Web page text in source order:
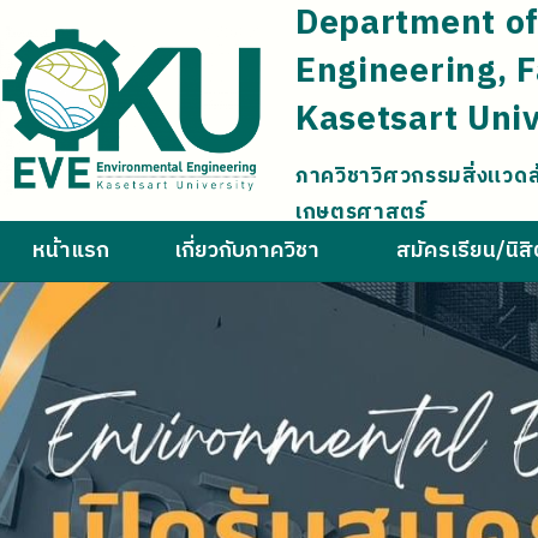
Department
Engineering,
Kasetsart
ภาควิชาวิศวกรรมสิ่งแว
เกษตรศาสตร์
หน้าแรก เกี่ยวกับภาควิชา สมัครเรียน/นิ